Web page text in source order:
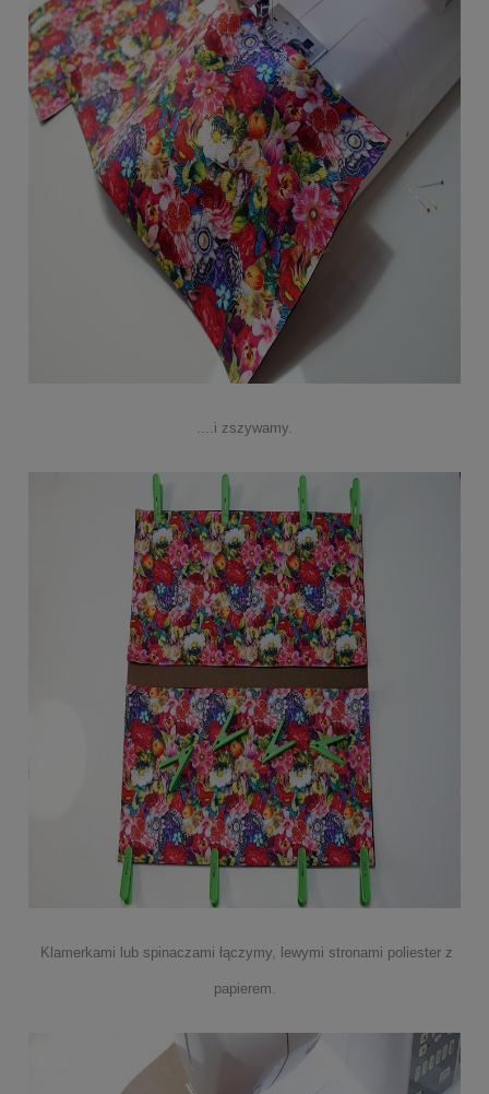
....i zszywamy.
Klamerkami lub spinaczami łączymy, lewymi stronami poliester z
papierem.